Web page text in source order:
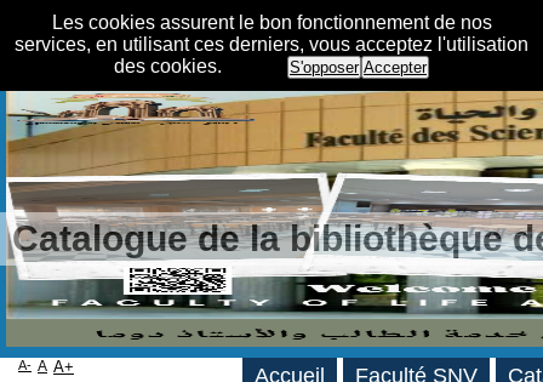
Les cookies assurent le bon fonctionnement de nos
services, en utilisant ces derniers, vous acceptez l'utilisation
des cookies.
S'opposer Accepter
Catalogue de la bibliothèque
Accueil Faculté SNV
A- A A+